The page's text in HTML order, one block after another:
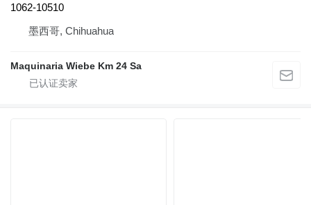
1062-10510
墨西哥, Chihuahua
Maquinaria Wiebe Km 24 Sa